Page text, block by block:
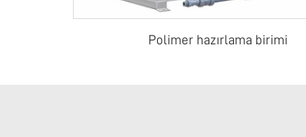
Polimer hazırlama birimi